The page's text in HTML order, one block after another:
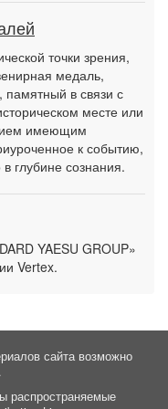
точки зрения,
медаль,
памятный в связи с
месте или
имеющим
к событию,
в глубине сознания.
YAESU GROUP»
Vertex.
сайта возможно
распространяемые